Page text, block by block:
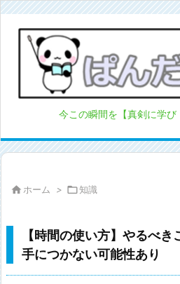
今この瞬間を【真剣に学び
ホーム > 知識
【時間の使い方】やるべ
手につかない可能性あり